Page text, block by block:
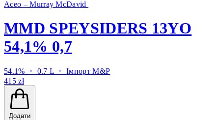
Aceo – Murray McDavid
MMD SPEYSIDERS 13YO
54,1% 0,7
54.1% ・ 0.7 L ・Імпорт M&P
415 zł
Додати